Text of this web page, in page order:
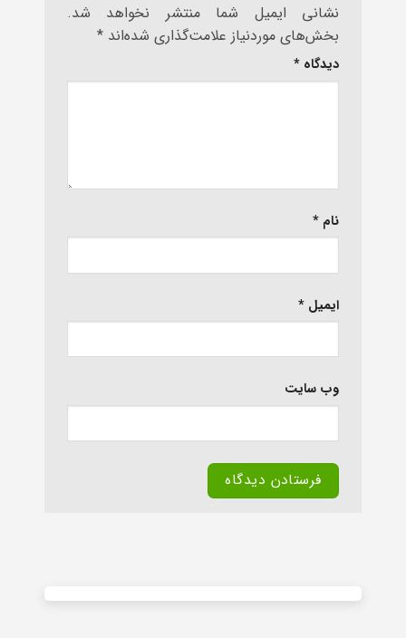
نشانی ایمیل شما منتشر نخواهد شد.
بخش‌های موردنیاز علامت‌گذاری شده‌اند *
دیدگاه *
نام *
ایمیل *
وب‌ سایت